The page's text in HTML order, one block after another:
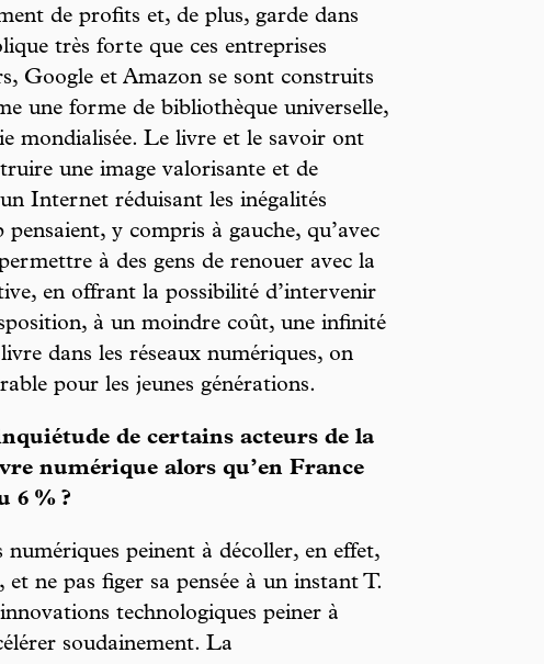
de profits et, de plus, garde dans
très forte que ces entreprises
Google et Amazon se sont construits
une forme de bibliothèque universelle,
mondialisée. Le livre et le savoir ont
une image valorisante et de
Internet réduisant les inégalités
y compris à gauche, qu’avec
à des gens de renouer avec la
en offrant la possibilité d’intervenir
à un moindre coût, une infinité
dans les réseaux numériques, on
pour les jeunes générations.
de certains acteurs de la
numérique alors qu’en France
6 % ?
peinent à décoller, en effet,
ne pas figer sa pensée à un instant T.
technologiques peiner à
soudainement. La